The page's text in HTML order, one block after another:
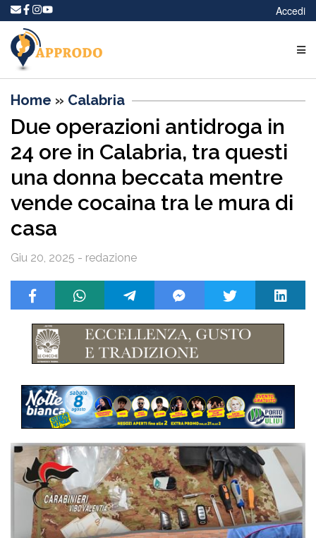
Accedi
Home » Calabria
Due operazioni antidroga in
24 ore in Calabria, tra questi
una donna beccata mentre
vende cocaina tra le mura di
casa
Giu 20, 2025 - redazione